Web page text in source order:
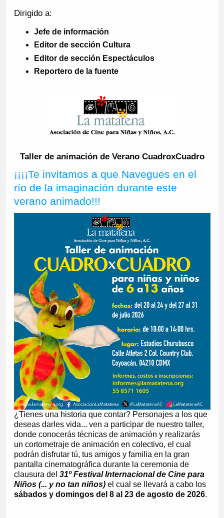
Dirigido a:
Jefe de información
Editor de sección Cultura
Editor de sección Espectáculos
Reportero de la fuente
Taller de animación de Verano CuadroxCuadro
¡¡¡¡Te invitamos a que Navegues en el
río de la imaginación durante este
verano animado!!!
¿Tienes una historia que contar? Personajes a los que
deseas darles vida... ven a participar de nuestro taller,
donde conocerás técnicas de animación y realizarás
un cortometraje de animación en colectivo, el cual
podrán disfrutar tú, tus amigos y familia en la gran
pantalla cinematográfica durante la ceremonia de
clausura del 31º Festival Internacional de Cine para
Niños (... y no tan niños)el cual se llevará a cabo los
sábados y domingos del 8 al 23 de agosto de 2026.